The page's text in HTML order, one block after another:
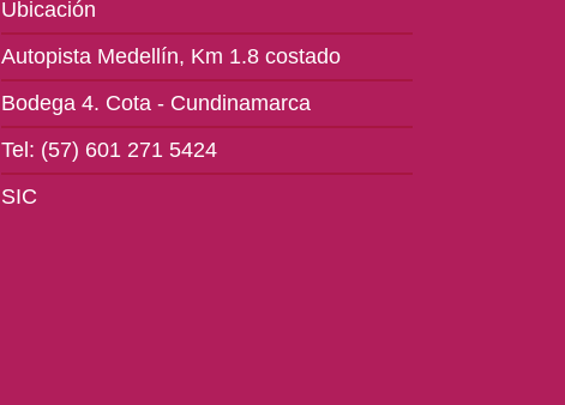
Ubicación
Autopista Medellín, Km 1.8 costado
Bodega 4. Cota - Cundinamarca
Tel: (57) 601 271 5424
SIC